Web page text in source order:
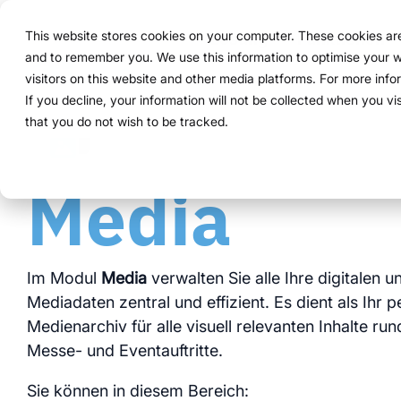
This website stores cookies on your computer. These cookies
and to remember you. We use this information to optimise
visitors on this website and other media platforms. For more
If you decline, your information will not be collected when you
that you do not wish to be tracked.
überspringen
Lösung
Überblick
Das System
Struktur
Für
ein
klare
volle
Funktionen
Funktionen
Buchung
Logistik
Analytics
Projektmanagement
Alles,
Daten
Schauen
Marketing Teams
Procurement
Für
und ihre
klare
Referenzen
Bewährt
Preise & Modell
Logistik-Flatrate
Skalierbarkeit
Public Version Über uns
Über uns
Nachhaltigkeit
Technologie & Plattform
Blog
Media
Im Modul Media verwalten Sie alle Ihre digitalen
Mediadaten zentral und effizient. Es dient als Ihr
Medienarchiv für alle visuell relevanten Inhalte
Messe- und Eventauftritte.
Sie können in diesem Bereich: